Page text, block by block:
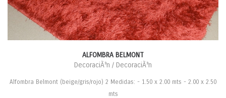
ALFOMBRA BELMONT
DecoraciÃ³n / DecoraciÃ³n
Alfombra Belmont (beige/gris/rojo) 2 Medidas: - 1.50 x 2.00 mts - 2.00 x 2.50
mts